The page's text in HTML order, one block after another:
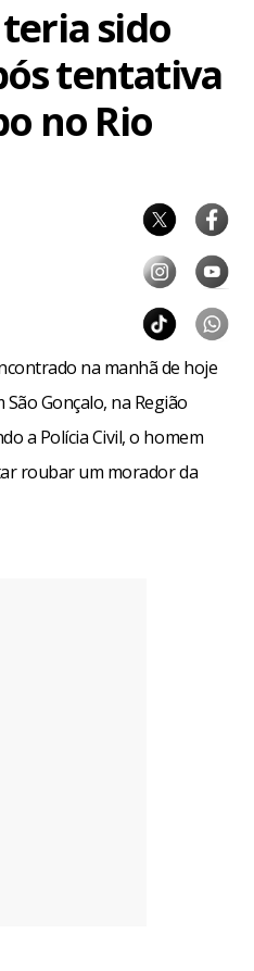
sido
tentativa
no Rio
na manhã de hoje
Gonçalo, na Região
a Polícia Civil, o homem
roubar um morador da